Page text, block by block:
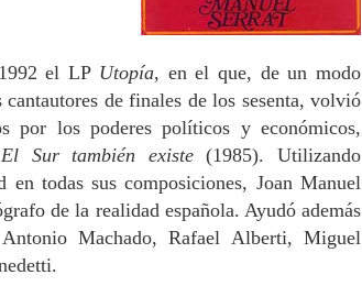
el LP Utopía, en el que, de un modo
de finales de los sesenta, volvió
por los poderes políticos y económicos,
El Sur también existe(1985).Utilizando
todas sus composiciones, Joan Manuel
de la realidad española. Ayudó además
Machado, Rafael Alberti, Miguel